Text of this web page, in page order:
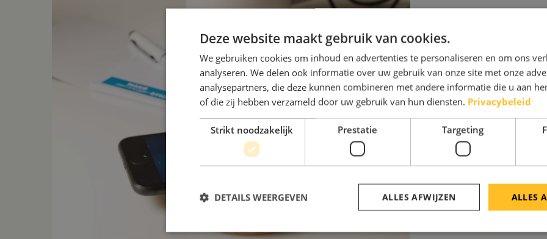
VERBLIJD JE
Wij staan voor je klaar
voorde leukste
interesse? Bekijk
wilt? Neem dan
Deze website maakt gebruik van cookies.
We gebruiken cookies om inhoud en advertenties te personaliseren en om ons
analyseren. We delen ook informatie over uw gebruik van onze site met onze
analysepartners, die deze kunnen combineren met andere informatie die u aan
of die zij hebben verzameld door uw gebruik van hun diensten. Privacybeleid
Strikt noodzakelijk Prestatie Targeting
ALLES
ALLES AFWIJZEN
DETAILS WEERGEVEN